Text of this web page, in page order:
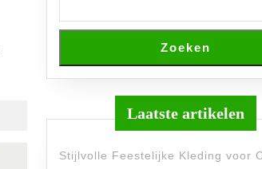
Zoeken
Laatste artikelen
Stijlvolle Feestelijke Kleding voor